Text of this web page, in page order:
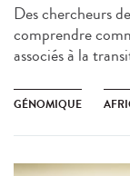
Des chercheurs
comprendre
associés à la
GÉNOMIQUE